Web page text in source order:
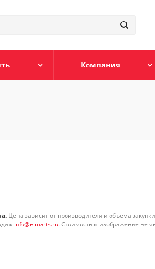
Компания
Цена зависит от производителя и объема
info@elmarts.ru. Стоимость и изображение не